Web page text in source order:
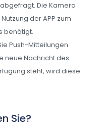
Die Kamera
der APP zum
benötigt.
Push-Mitteilungen
neue Nachricht des
steht, wird diese
Sie?